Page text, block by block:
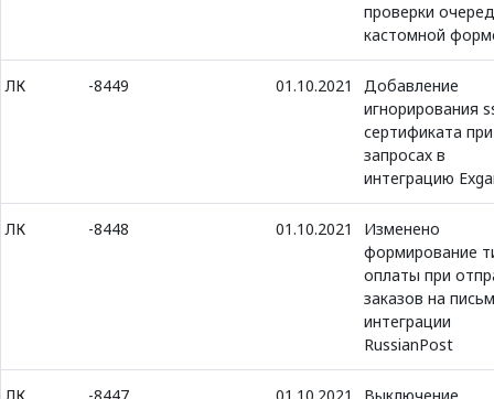
проверки
кастомной
ЛК -8449 01.10.2021
Добавление
игнорирования
сертификата при
запросах в
интеграцию
ЛК -8448 01.10.2021
Изменено
формирование
оплаты при
заказов на
интеграции
RussianPost